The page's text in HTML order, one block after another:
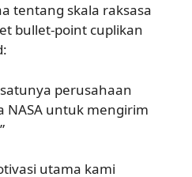
tentang skala raksasa
bullet-point cuplikan
perusahaan
NASA untuk mengirim
utama kami